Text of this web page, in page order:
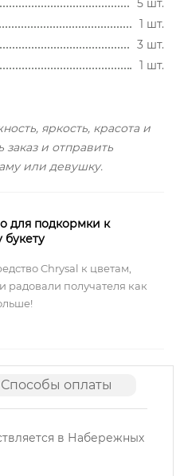
5 шт.
1 шт.
3 шт.
1 шт.
яркость, красота и
и отправить
или девушку.
для подкормки к
букету
Chrysal к цветам,
радовали получателя как
Способы оплаты
в Набережных